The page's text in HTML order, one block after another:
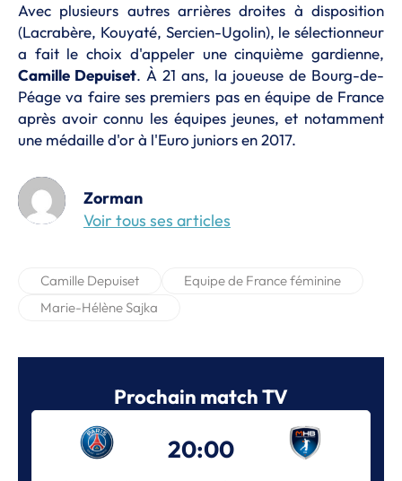
Avec plusieurs autres arrières droites à disposition
(Lacrabère, Kouyaté, Sercien-Ugolin), le sélectionneur
a fait le choix d'appeler une cinquième gardienne,
Camille Depuiset. À 21 ans, la joueuse de Bourg-de-
Péage va faire ses premiers pas en équipe de France
après avoir connu les équipes jeunes, et notamment
une médaille d'or à l'Euro juniors en 2017.
Zorman
Voir tous ses articles
Camille Depuiset
Equipe de France féminine
Marie-Hélène Sajka
Prochain match TV
20:00